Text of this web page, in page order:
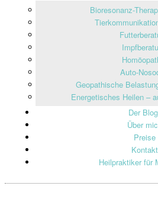
Bioresonanz-
Auto-
Geopathische
Energetisches Heilen –
Der
Über
Preise
Kontakt
Heilpraktiker für